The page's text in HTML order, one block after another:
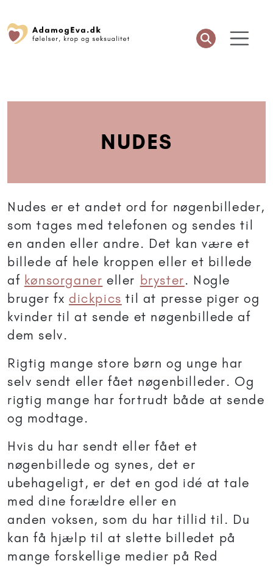
NUDES
Nudes er et andet ord for nøgenbilleder,
som tages med telefonen og sendes til
en anden eller andre. Det kan være et
billede af hele kroppen eller et billede
af kønsorganer eller bryster. Nogle
bruger fx dickpics til at presse piger og
kvinder til at sende et nøgenbillede af
dem selv.
Rigtig mange store børn og unge har
selv sendt eller fået nøgenbilleder. Og
rigtig mange har fortrudt både at sende
og modtage.
Hvis du har sendt eller fået et
nøgenbillede og synes, det er
ubehageligt, er det en god idé at tale
med dine forældre eller en
anden voksen, som du har tillid til. Du
kan få hjælp til at slette billedet på
mange forskellige medier på Red